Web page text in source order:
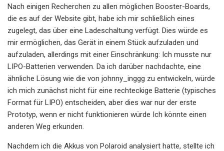
Nach einigen Recherchen zu allen möglichen Booster-Boards,
die es auf der Website gibt, habe ich mir schließlich eines
zugelegt, das über eine Ladeschaltung verfügt. Dies würde es
mir ermöglichen, das Gerät in einem Stück aufzuladen und
aufzuladen, allerdings mit einer Einschränkung: Ich musste nur
LIPO-Batterien verwenden. Da ich darüber nachdachte, eine
ähnliche Lösung wie die von johnny_inggg zu entwickeln, würde
ich mich zunächst nicht für eine rechteckige Batterie (typisches
Format für LIPO) entscheiden, aber dies war nur der erste
Prototyp, wenn er nicht funktionieren würde Ich könnte einen
anderen Weg erkunden.
Nachdem ich die Akkus von Polaroid analysiert hatte, stellte ich